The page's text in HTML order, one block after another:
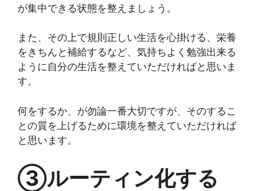
が集中できる状態を整えましょう。
また、その上で規則正しい生活を心掛ける、栄養
をきちんと補給するなど、気持ちよく勉強出来る
ように自分の生活を整えていただければと思いま
す。
何をするか、が勿論一番大切ですが、そのするこ
との質を上げるために環境を整えていただければ
と思います。
③ルーティン化する